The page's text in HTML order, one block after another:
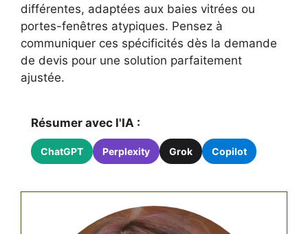
différentes, adaptées aux baies vitrées ou
portes-fenêtres atypiques. Pensez à
communiquer ces spécificités dès la demande
de devis pour une solution parfaitement
ajustée.
Résumer avec l'IA :
ChatGPT Perplexity Grok Copilot